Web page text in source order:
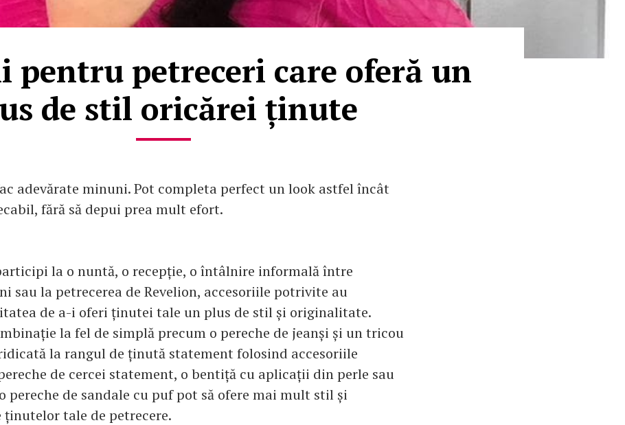
pentru petreceri care oferă un
de stil oricărei ținute
adevărate minuni. Pot completa perfect un look astfel încât
fără să depui prea mult efort.
la o nuntă, o recepție, o întâlnire informală între
sau la petrecerea de Revelion, accesoriile potrivite au
de a-i oferi ținutei tale un plus de stil și originalitate.
la fel de simplă precum o pereche de jeanși și un tricou
la rangul de ținută statement folosind accesoriile
de cercei statement, o bentiță cu aplicații din perle sau
pereche de sandale cu puf pot să ofere mai mult stil și
tale de petrecere.